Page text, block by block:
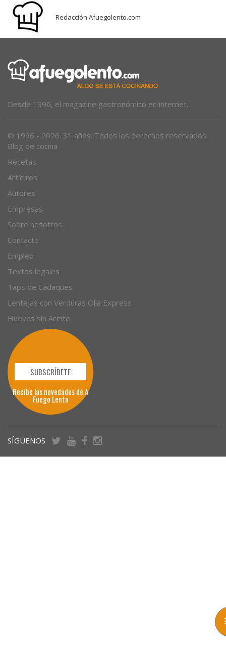
Redacción Afuegolento.com
Desde 1996, el magazine gastronómico en internet.
© 1996 - 2026. 31 años. Todos los derechos reservados.
Blog de cocina
Recetas
Artículos
Autores
Empresas
Sobre nosotros
Contacto
Empleo
Textos legales
Taps de Cadaques
Lentejas con Verduras Olla Express
Huevos sin Aceite
SUBSCRÍBETE
Recibe las novedades de A
Fuego Lento
SÍGUENOS